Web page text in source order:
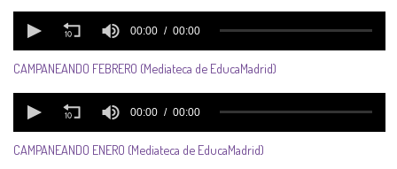
CAMPANEANDO FEBRERO (Mediateca de EducaMadrid)
CAMPANEANDO ENERO (Mediateca de EducaMadrid)